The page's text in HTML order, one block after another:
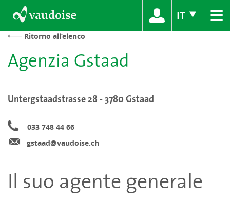
IT ≡
Ritorno all’elenco
Agenzia Gstaad
Untergstaadstrasse 28 - 3780 Gstaad
033 748 44 66
gstaad@vaudoise.ch
Il suo agente generale